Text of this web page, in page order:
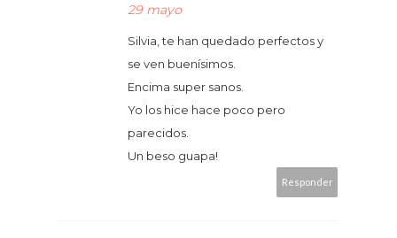
29 mayo
Silvia, te han quedado perfectos y
se ven buenísimos.
Encima super sanos.
Yo los hice hace poco pero
parecidos.
Un beso guapa!
Responder